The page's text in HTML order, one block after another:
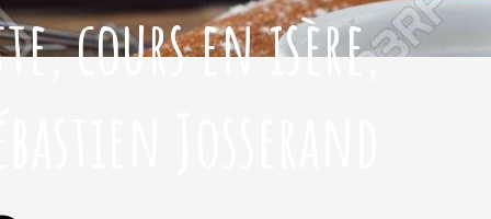
cours en isère,